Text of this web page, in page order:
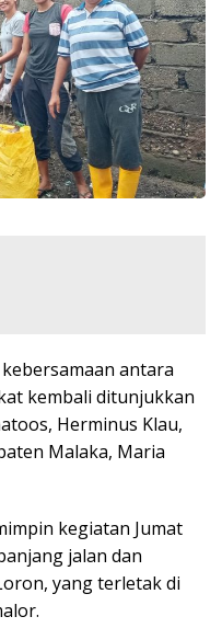
antara
kembali ditunjukkan
Herminus Klau,
Malaka, Maria
kegiatan Jumat
jalan dan
yang terletak di